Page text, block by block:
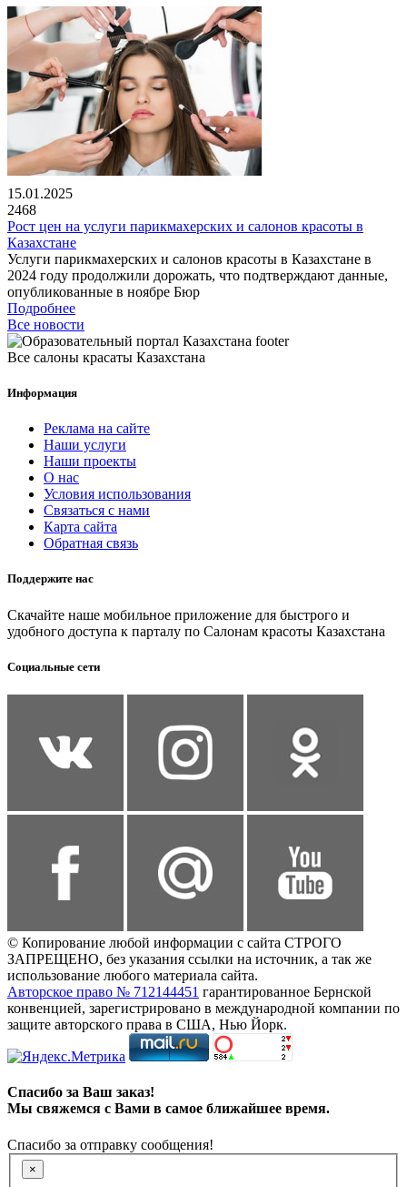
15.01.2025
2468
Рост цен на услуги парикмахерских и салонов красоты в
Казахстане
Услуги парикмахерских и салонов красоты в Казахстане в
2024 году продолжили дорожать, что подтверждают данные,
опубликованные в ноябре Бюр
Подробнее
Все новости
Все салоны красаты Казахстана
Информация
Реклама на сайте
Наши услуги
Наши проекты
О нас
Условия использования
Связаться с нами
Карта сайта
Обратная связь
Поддержите нас
Скачайте наше мобильное приложение для быстрого и
удобного доступа к парталу по Салонам красоты Казахстана
Социальные сети
© Копирование любой информации с сайта СТРОГО
ЗАПРЕЩЕНО, без указания ссылки на источник, а так же
использование любого материала сайта.
Авторское право № 712144451 гарантированное Бернской
конвенцией, зарегистрировано в международной компании по
защите авторского права в США, Нью Йорк.
Спасибо за Ваш заказ!
Мы свяжемся с Вами в самое ближайшее время.
Спасибо за отправку сообщения!
×